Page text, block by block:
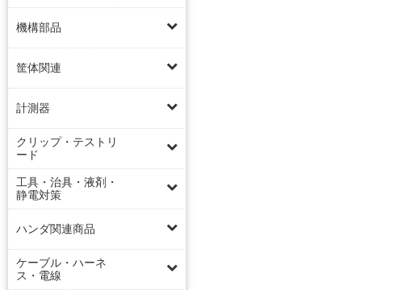
機構部品
筐体関連
計測器
クリップ・テストリ
ード
工具・治具・液剤・
静電対策
ハンダ関連商品
ケーブル・ハーネ
ス・電線